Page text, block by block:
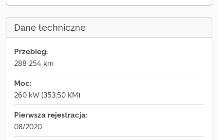
Dane techniczne
Przebieg:
288 254 km
Moc:
260 kW (353,50 KM)
Pierwsza rejestracja:
08/2020